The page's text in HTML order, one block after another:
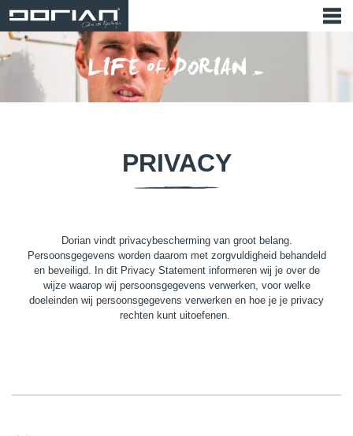
PRIVACY
Dorian vindt privacybescherming van groot belang.
Persoonsgegevens worden daarom met zorgvuldigheid behandeld
en beveiligd. In dit Privacy Statement informeren wij je over de
wijze waarop wij persoonsgegevens verwerken, voor welke
doeleinden wij persoonsgegevens verwerken en hoe je je privacy
rechten kunt uitoefenen.